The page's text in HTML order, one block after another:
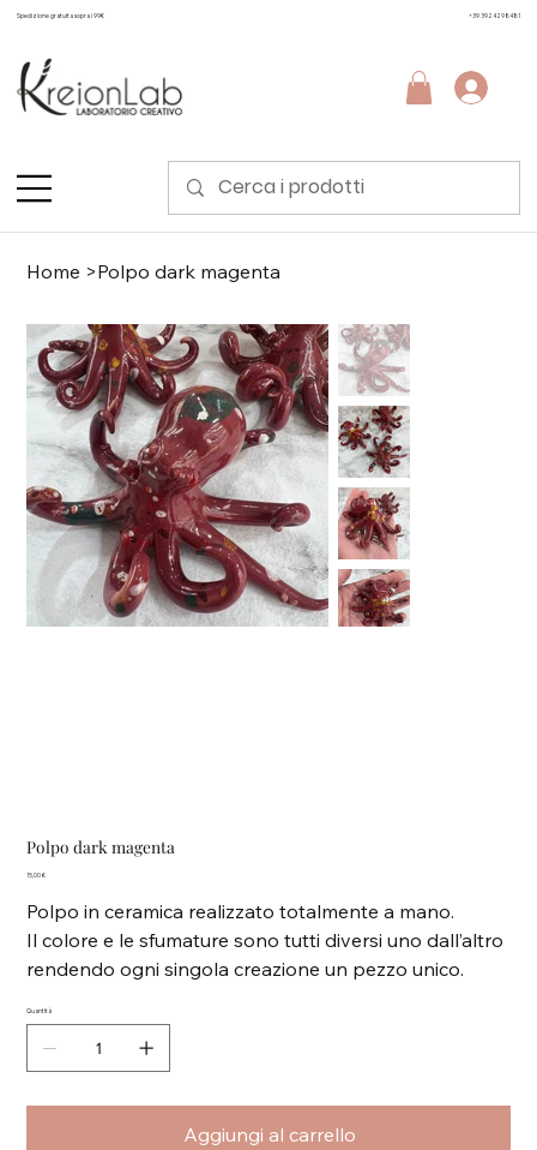
Spedizione gratuita sopra i 99€ +39 3924298481
Home >Polpo dark magenta
Polpo dark magenta
Prezzo
15,00 €
Polpo in ceramica realizzato totalmente a mano.
Il colore e le sfumature sono tutti diversi uno dall’altro
rendendo ogni singola creazione un pezzo unico.
Quantità
Aggiungi al carrello